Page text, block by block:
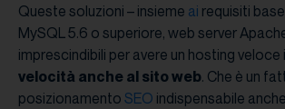
Queste soluzioni – insieme ai requisiti
MySQL 5.6 o superiore, web server
imprescindibili per avere un hosting veloce
velocità anche al sito web. Che è un
posizionamento SEO indispensabile